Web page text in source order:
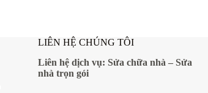
LIÊN HỆ CHÚNG TÔI
Liên hệ dịch vụ: Sửa chữa nhà – Sửa
nhà trọn gói